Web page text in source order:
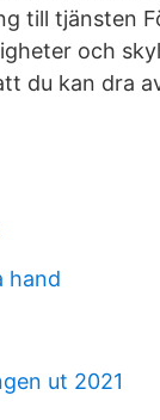
till tjänsten
och
du kan dra
hand
ut 2021